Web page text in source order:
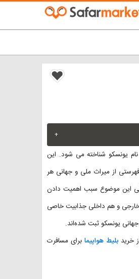
+
یونسکو شناخته می شود. این
از میراث ملی و جهانی هر
این موضوع سبب اهمیت دادن
خارجی و هم داخلی جذابیت خاصی
یونسکو ثبت شده‌اند.
خریدبلیط هواپیما برای مسافرت